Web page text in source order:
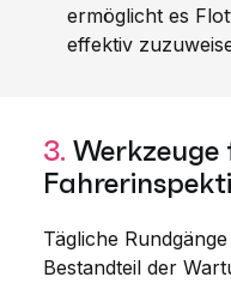
ermöglicht es
effektiv
3. Werkzeuge
Tägliche
Bestandteil der